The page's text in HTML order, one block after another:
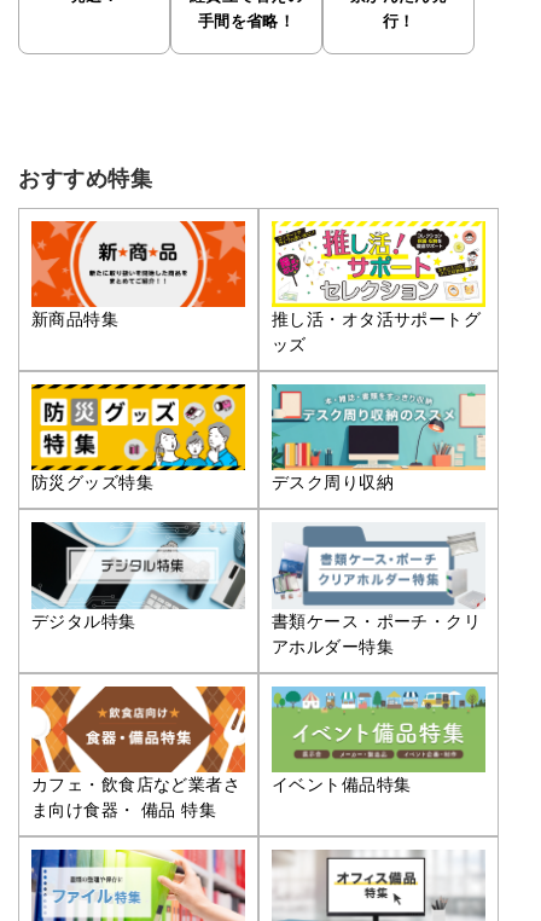
手間を省略！
行！
おすすめ特集
新商品特集
推し活・オタ活サポートグ
ッズ
防災グッズ特集 デスク周り収納
デジタル特集
書類ケース・ポーチ・クリ
アホルダー特集
カフェ・飲食店など業者さ
ま向け食器・ 備品 特集
イベント備品特集